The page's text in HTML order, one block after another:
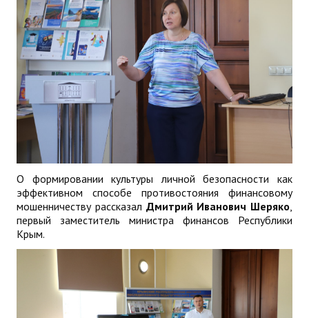
О формировании культуры личной безопасности как
эффективном способе противостояния финансовому
мошенничеству рассказал Дмитрий Иванович Шеряко,
первый заместитель министра финансов Республики
Крым.